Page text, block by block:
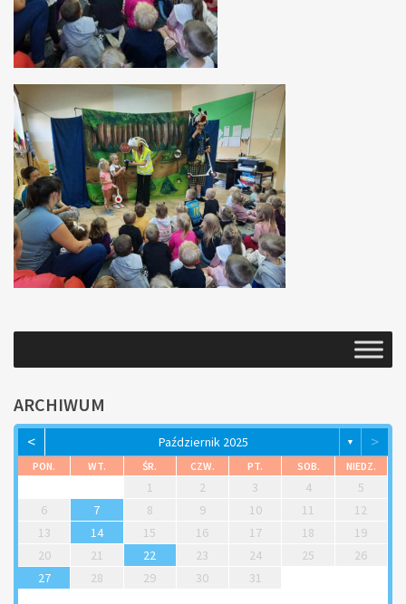
ARCHIWUM
< Październik 2025 ▼ >
PON. WT. ŚR. CZW. PT. SOB. NIEDZ.
1 2 3 4
5
6
7 8 9 10 11
12
13
14 15 16 17 18
19
20
21 22 23 24 25
26
27
28 29 30 31